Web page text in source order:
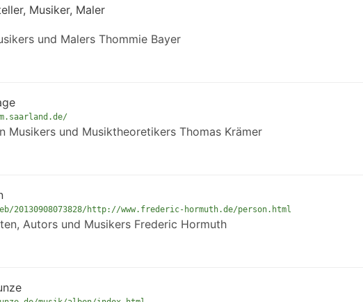
Musiker, Maler
und Malers Thommie Bayer
Musikers und Musiktheoretikers Thomas Krämer
20130908073828/http://www.frederic-hormuth.de/person.html
Autors und Musikers Frederic Hormuth